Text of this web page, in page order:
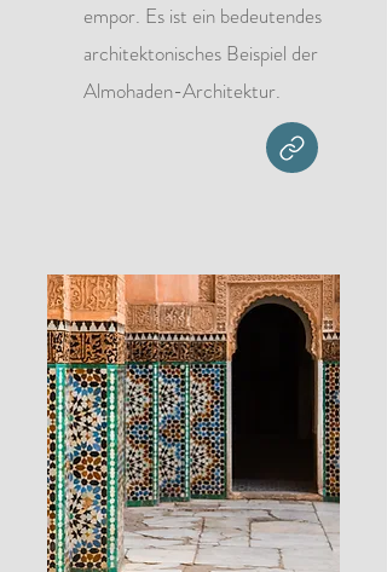
empor. Es ist ein bedeutendes
architektonisches Beispiel der
Almohaden-Architektur.